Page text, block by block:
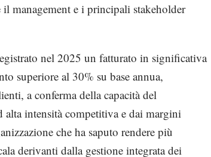
management e i principali stakeholder
nel 2025 un fatturato in significativa
superiore al 30% su base annua,
a conferma della capacità del
alta intensità competitiva e dai margini
che ha saputo rendere più
derivanti dalla gestione integrata dei